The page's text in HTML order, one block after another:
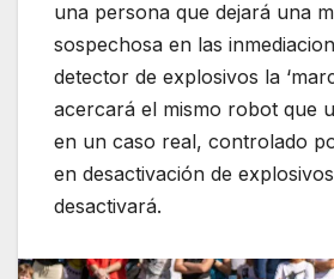
una persona que dejará una
sospechosa en las
detector de explosivos la
acercará el mismo robot que
en un caso real, controlado
en desactivación de
desactivará.